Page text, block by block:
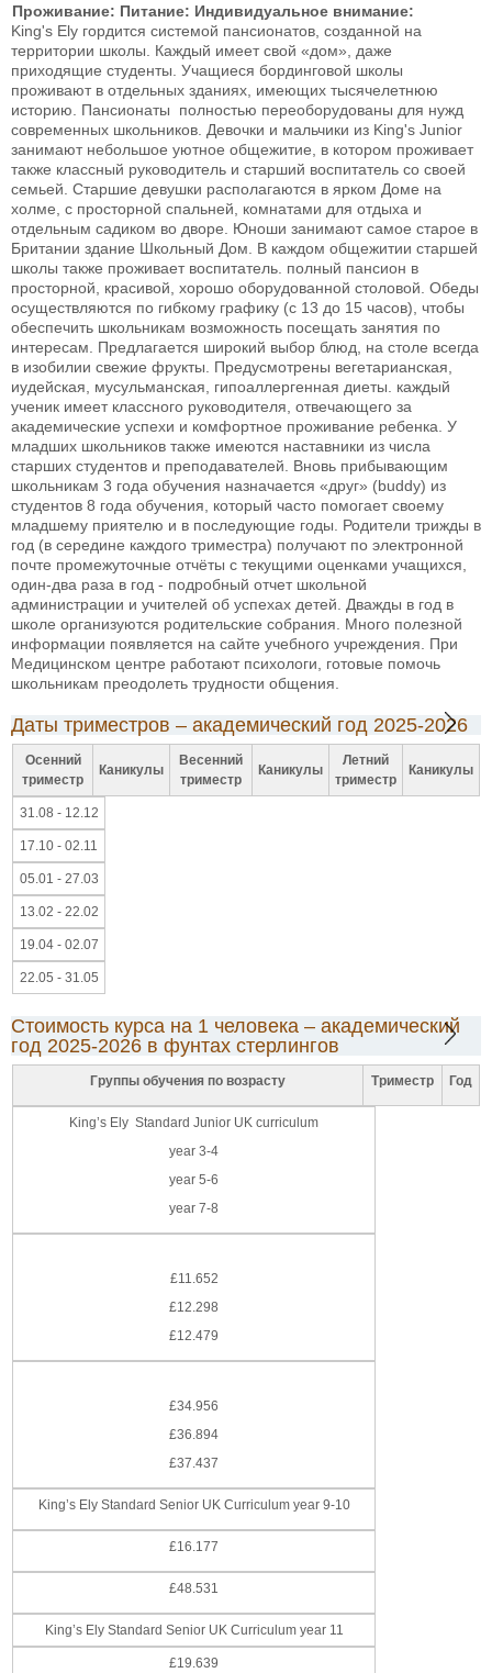
Проживание: Питание: Индивидуальное внимание:
King's Ely гордится системой пансионатов, созданной на
территории школы. Каждый имеет свой «дом», даже
приходящие студенты. Учащиеся бординговой школы
проживают в отдельных зданиях, имеющих тысячелетнюю
историю. Пансионаты полностью переоборудованы для нужд
современных школьников. Девочки и мальчики из King's Junior
занимают небольшое уютное общежитие, в котором проживает
также классный руководитель и старший воспитатель со своей
семьей. Старшие девушки располагаются в ярком Доме на
холме, с просторной спальней, комнатами для отдыха и
отдельным садиком во дворе. Юноши занимают самое старое в
Британии здание Школьный Дом. В каждом общежитии старшей
школы также проживает воспитатель. полный пансион в
просторной, красивой, хорошо оборудованной столовой. Обеды
осуществляются по гибкому графику (с 13 до 15 часов), чтобы
обеспечить школьникам возможность посещать занятия по
интересам. Предлагается широкий выбор блюд, на столе всегда
в изобилии свежие фрукты. Предусмотрены вегетарианская,
иудейская, мусульманская, гипоаллергенная диеты. каждый
ученик имеет классного руководителя, отвечающего за
академические успехи и комфортное проживание ребенка. У
младших школьников также имеются наставники из числа
старших студентов и преподавателей. Вновь прибывающим
школьникам 3 года обучения назначается «друг» (buddy) из
студентов 8 года обучения, который часто помогает своему
младшему приятелю и в последующие годы. Родители трижды в
год (в середине каждого триместра) получают по электронной
почте промежуточные отчёты с текущими оценками учащихся,
один-два раза в год - подробный отчет школьной
администрации и учителей об успехах детей. Дважды в год в
школе организуются родительские собрания. Много полезной
информации появляется на сайте учебного учреждения. При
Медицинском центре работают психологи, готовые помочь
школьникам преодолеть трудности общения.
Даты триместров – академический год 2025-2026
Осенний
триместр
Каникулы
Весенний
триместр
Каникулы
Летний
триместр
Каникулы
31.08 - 12.12
17.10 - 02.11
05.01 - 27.03
13.02 - 22.02
19.04 - 02.07
22.05 - 31.05
Стоимость курса на 1 человека – академический
год 2025-2026 в фунтах стерлингов
Группы обучения по возрасту Триместр Год
King’s Ely Standard Junior UK curriculum
year 3-4
year 5-6
year 7-8
£11.652
£12.298
£12.479
£34.956
£36.894
£37.437
King’s Ely Standard Senior UK Curriculum year 9-10
£16.177
£48.531
King’s Ely Standard Senior UK Curriculum year 11
£19.639